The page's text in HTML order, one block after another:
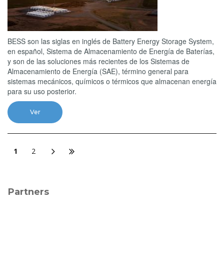
BESS son las siglas en inglés de Battery Energy Storage System,
en español, Sistema de Almacenamiento de Energía de Baterías,
y son de las soluciones más recientes de los Sistemas de
Almacenamiento de Energía (SAE), término general para
sistemas mecánicos, químicos o térmicos que almacenan energía
para su uso posterior.
Ver
1 2
Partners